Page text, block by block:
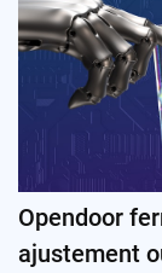
Opendoor
ajustement